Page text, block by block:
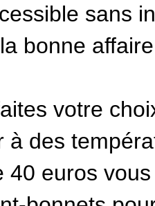
sans
bonne
votre
à des
40 euros